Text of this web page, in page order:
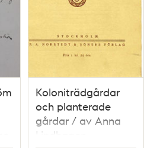
Koloniträdgårdar
och planterade
gårdar / av Anna
Lindhagen